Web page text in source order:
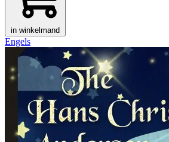
in winkelmand
Engels